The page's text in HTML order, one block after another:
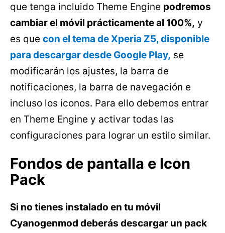
que tenga incluido Theme Engine podremos
cambiar el móvil prácticamente al 100%, y
es que con el tema de Xperia Z5, disponible
para descargar desde Google Play, se
modificarán los ajustes, la barra de
notificaciones, la barra de navegación e
incluso los iconos. Para ello debemos entrar
en Theme Engine y activar todas las
configuraciones para lograr un estilo similar.
Fondos de pantalla e Icon
Pack
Si no tienes instalado en tu móvil
Cyanogenmod deberás descargar un pack